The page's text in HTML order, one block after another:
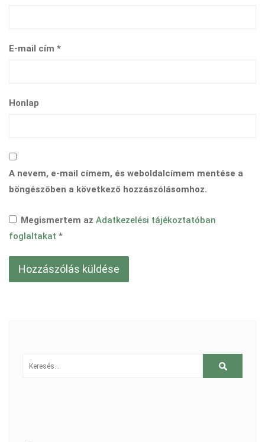
E-mail cím *
Honlap
A nevem, e-mail címem, és weboldalcímem mentése a
böngészőben a következő hozzászólásomhoz.
Megismertem az Adatkezelési tájékoztatóban
foglaltakat *